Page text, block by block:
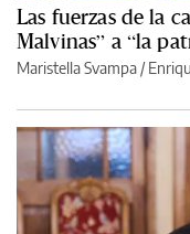
Las fuerzas de la
Malvinas” a “la
Maristella Svampa /